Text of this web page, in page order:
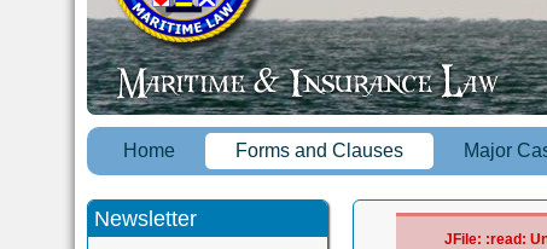
Home Forms and Clauses Major
Newsletter
JFile: :read: